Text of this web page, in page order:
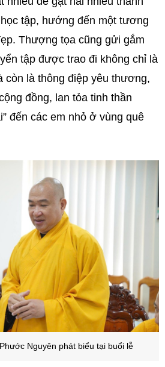
tập, hướng đến một tương
Thượng tọa cũng gửi gắm
tập được trao đi không chỉ là
còn là thông điệp yêu thương,
đồng, lan tỏa tinh thần
đến các em nhỏ ở vùng quê
Nguyên phát biểu tại buổi lễ